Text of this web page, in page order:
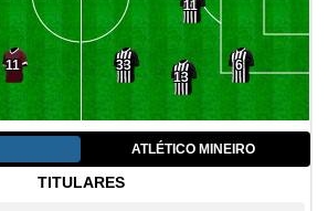
11 6
11
13
33
ATLÉTICO MINEIRO
TITULARES